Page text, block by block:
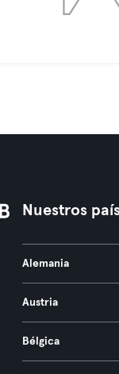
Nuestros
Alemania
Austria
Bélgica